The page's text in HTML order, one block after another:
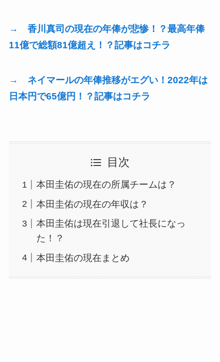
→ 香川真司の現在の年俸が悲惨！？最高年俸
11億で総額81億超え！？記事はコチラ
→ ネイマールの年俸推移がエグい！2022年は
日本円で65億円！？記事はコチラ
目次
本田圭佑の現在の所属チームは？
本田圭佑の現在の年収は？
本田圭佑は現在引退して社長になっ
た！？
本田圭佑の現在まとめ